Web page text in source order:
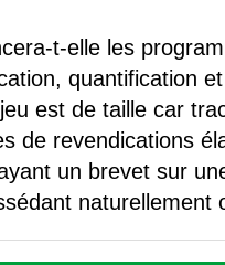
t-elle les
quantification
est de taille car
de revendications
un brevet sur
naturellement